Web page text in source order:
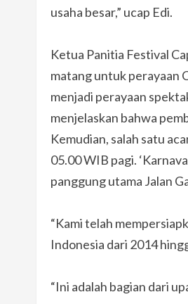
usaha besar,” ucap Edi.
Ketua Panitia Festival
matang untuk perayaan
menjadi perayaan
menjelaskan bahwa
Kemudian, salah satu
05.00 WIB pagi.
panggung utama Jalan
“Kami telah
Indonesia dari 2014
“Ini adalah bagian dari